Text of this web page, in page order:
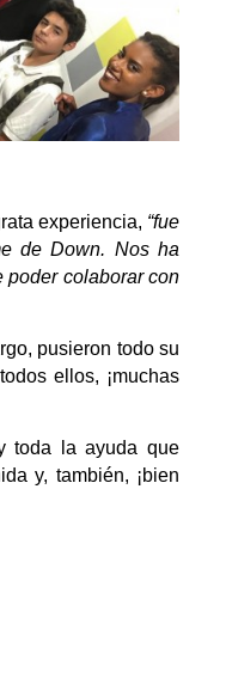
experiencia, “fue
de Down. Nos ha
poder colaborar con
pusieron todo su
ellos, ¡muchas
toda la ayuda que
y, también, ¡bien